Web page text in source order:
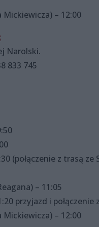
Mickiewicza) – 12:00
Narolski.
833 745
(połączenie z trasą
– 11:05
przyjazd i
Mickiewicza) – 12:00